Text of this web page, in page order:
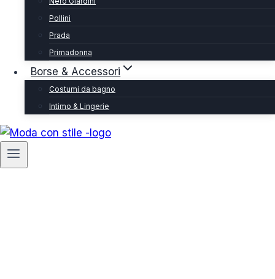
Pollini
Prada
Primadonna
Borse & Accessori
Costumi da bagno
Intimo & Lingerie